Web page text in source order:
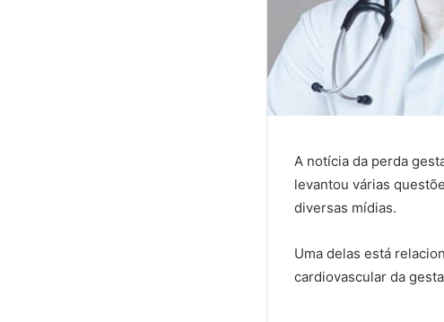
A notícia da perda
levantou várias
diversas mídias.
Uma delas está
cardiovascular da